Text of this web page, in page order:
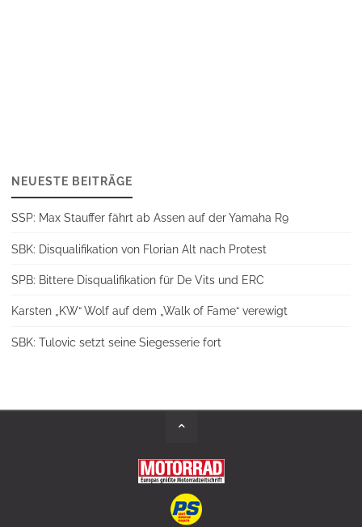
NEUESTE BEITRÄGE
SSP: Max Stauffer fährt ab Assen auf der Yamaha R9
SBK: Disqualifikation von Florian Alt nach Protest
SPB: Bittere Disqualifikation für De Vits und ERC
Karsten „KW“ Wolf auf dem „Walk of Fame“ verewigt
SBK: Tulovic setzt seine Siegesserie fort
Back